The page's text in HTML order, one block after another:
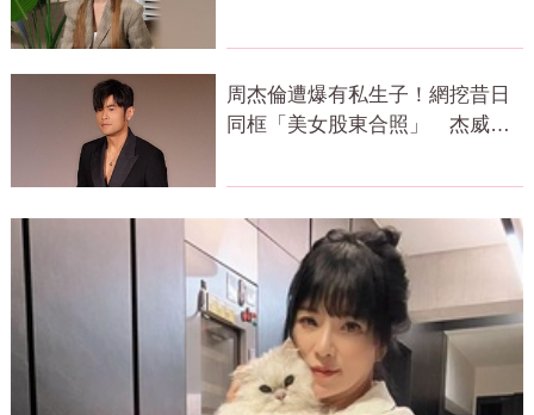
周杰倫遭爆有私生子！網挖昔日
同框「美女股東合照」 杰威爾